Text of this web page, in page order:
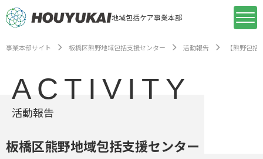
地域包括ケア事業本部
事業本部サイト 板橋区熊野地域包括支援センター 活動報告 【熊野包
ACTIVITY
活動報告
板橋区熊野地域包括支援センター